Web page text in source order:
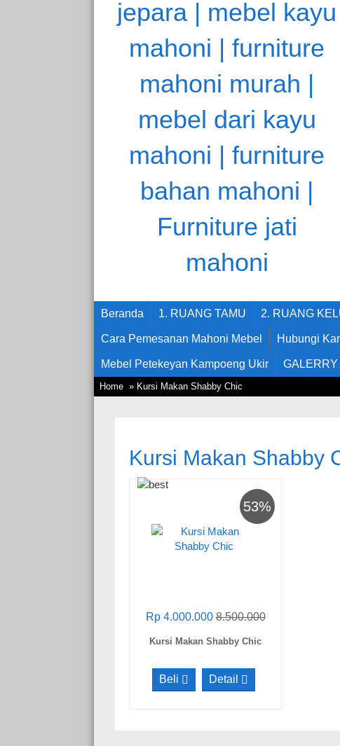
Beranda 1. RUANG TAMU 2. RUANG
Cara Pemesanan Mahoni Mebel Hubungi
Mebel Petekeyan Kampoeng Ukir
Home » Kursi Makan Shabby Chic
Kursi Makan Shabby
53%
Rp 4.000.000 8.500.000
Kursi Makan Shabby Chic
Beli Detail